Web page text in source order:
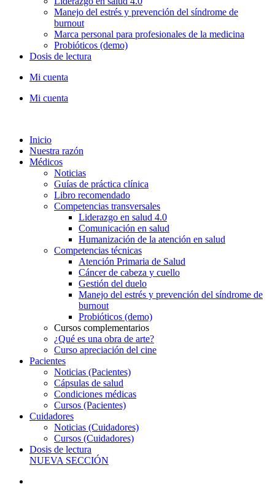
Manejo del estrés y prevención del síndrome de
burnout
Marca personal para profesionales de la medicina
Probióticos (demo)
Dosis de lectura
Mi cuenta
Mi cuenta
Inicio
Nuestra razón
Médicos
Noticias
Guías de práctica clínica
Libro recomendado
Competencias transversales
Liderazgo en salud 4.0
Comunicación en salud
Humanización de la atención en salud
Competencias técnicas
Atención Primaria de Salud
Cáncer de cabeza y cuello
Gestión del duelo
Manejo del estrés y prevención del síndrome de
burnout
Probióticos (demo)
Cursos complementarios
¿Qué es una obra de arte?
Curso apreciación del cine
Pacientes
Noticias (Pacientes)
Cápsulas de salud
Condiciones médicas
Cursos (Pacientes)
Cuidadores
Noticias (Cuidadores)
Cursos (Cuidadores)
Dosis de lectura
NUEVA SECCIÓN